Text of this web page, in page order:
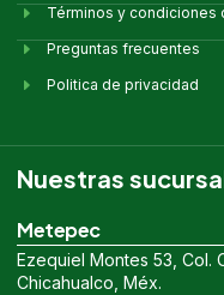
Términos y condiciones
Preguntas frecuentes
Politica de privacidad
Nuestras
Metepec
Ezequiel Montes 53, Col.
Chicahualco, Méx.